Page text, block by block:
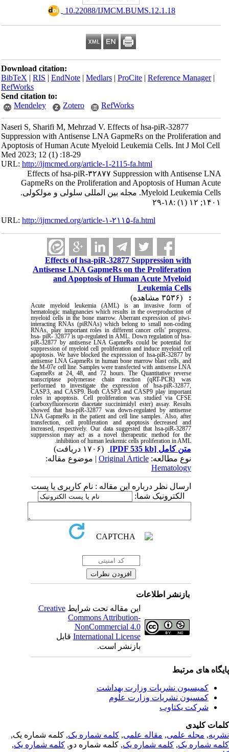
‎ 10.22088/IJMCM.BUMS.12.1.18
Download citation:
BibTeX|RIS|EndNote|Medlars|ProCite|Reference Manager
RefWorks
Send citation to:
Mendeley
Zotero RefWorks
Naseri S, Sharifi M, Mehrzad V. Effects of hsa-piR-32877
Suppression with Antisense LNA GapmeRs on the Proliferation and
Apoptosis of Human Acute Myeloid Leukemia Cells. Int J Mol Cell
Med 2023; 12 (1) :18-29
URL:http://ijmcmed.org/article-1-2115-fa.html
Effects of hsa-piR-۳۲۸۷۷ Suppression with Antisense LNA
GapmeRs on the Proliferation and Apoptosis of Human Acute
Myeloid Leukemia Cells. مجله بین المللی سلولی و مولکولی.
۱۴۰۱; ۱۲ (۱) :۱۸-۲۹
URL:http://ijmcmed.org/article-۱-۲۱۱۵-fa.html
Effects of hsa-piR-32877 Suppression with
Antisense LNA GapmeRs on the Proliferation
and Apoptosis of Human Acute Myeloid
Leukemia Cells
Acute myeloid leukemia (AML) is an invasive form of
hematologic malignancies which results in the overproduction of
myeloid cells in the bone marrow. Aberrant expression of piwi-
interacting RNAs (piRNAs) which belong to small non-coding
RNAs, play important roles in different cancer cells' progress.
hsa- piR- 32877 is up-regulated in AML. Down regulation of hsa-
piR-32877 by antisense LNA GapmeRs could be potential for
suppression of myeloid cell proliferation and induce myeloid cell
apoptosis. We have blocked the expression of hsa-piR-32877 by
antisense LNA GapmeRs in human bone marrow blast cells, and
the M-07e cell line. Samples were transfected with antisense LNA
GapmeRs at 24, 48, and 72 hours. The Quantitative reverse
transcriptase polymerase chain reaction (qRT-PCR) was
performed to investigate the expression of hsa-piR-32877,
CASP3, and CASP9. Both CASP3 and CASP9 play important
roles in apoptosis. Cell proliferation was studied via CFSE
(carboxyfluorescein diacetate succinimidyl ester) assay. Results
showed that hsa-piR-32877 was down-regulated by antisense
LNA GapmeRs in the patient and cell line samples. Also, after
transfection, cell proliferation and apoptosis decreased and
increased, respectively. Our data suggested that hsa-piR-32877
suppression may act as a novel therapeutic method for the
inhibition of human leukemic cells proliferation in AML
.
متن کامل[PDF 535 kb]
نوع مطالعه:Original Article| موضوع مقاله:
Hematology
ارسال نظر درباره این مقاله : نام کاربری یا پست
الکترونیک شما:
بازنشر اطلاعات
این مقاله تحت شرایطCreative
Commons Attribution-
NonCommercial 4.0
International Licenseقابل
بازنشر است.
های مرتبط
کمیسیون نشریات وزارت بهداشت
کمسیون نشریات وزارت علوم
شرکت یکتاوب
کلیدی
,مجله علمی, مقاله علمی, کلمه شماره یک, کلمه شماره یک,
شماره یک,کلمه شماره یک, کلمه شماره دو,کلمه شماره یک,